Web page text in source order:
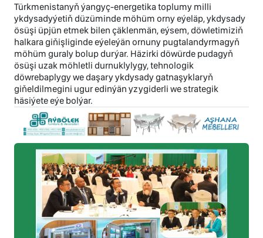
Türkmenistanyň ýangyç-energetika toplumy milli
ykdysadyýetiň düzüminde möhüm orny eýeläp, ykdysady
ösüşi üpjün etmek bilen çäklenmän, eýsem, döwletimiziň
halkara giňişliginde eýeleýän ornuny pugtalandyrmagyň
möhüm guraly bolup durýar. Häzirki döwürde pudagyň
ösüşi uzak möhletli durnuklylygy, tehnologik
döwrebaplygy we daşary ykdysady gatnaşyklaryň
giňeldilmegini ugur edinýän yzygiderli we strategik
häsiýete eýe bolýar.